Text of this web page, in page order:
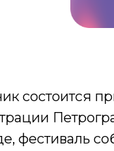
состоится
фестиваль